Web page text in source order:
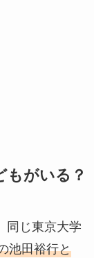
もがいる？
同じ東京大学
池田裕行と